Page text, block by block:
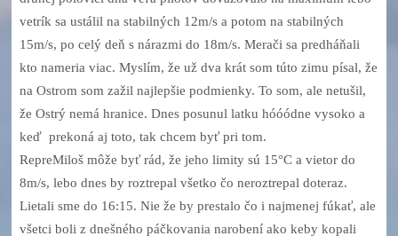
vetrík sa ustálil na stabilných 12m/s a potom na stabilných
15m/s, po celý deň s nárazmi do 18m/s. Merači sa predháňali
kto nameria viac. Myslím, že už dva krát som túto zimu písal, že
na Ostrom som zažil najlepšie podmienky. To som, ale netušil,
že Ostrý nemá hranice. Dnes posunul latku hóóódne vysoko a
keď prekoná aj toto, tak chcem byť pri tom.
RepreMiloš môže byť rád, že jeho limity sú 15°C a vietor do
8m/s, lebo dnes by roztrepal všetko čo neroztrepal doteraz.
Lietali sme do 16:15. Nie že by prestalo čo i najmenej fúkať, ale
všetci boli z dnešného páčkovania narobení ako keby kopali